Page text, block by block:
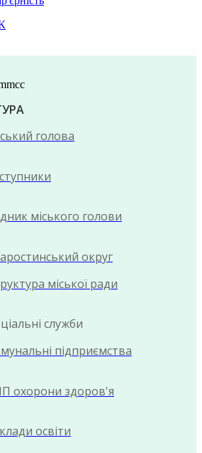
голова
міського голови
округ
міської ради
служби
підприємства
охорони здоров'я
освіти